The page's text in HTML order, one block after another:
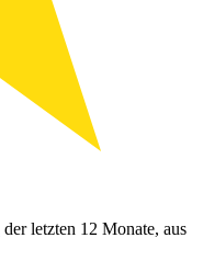
der letzten 12 Monate, aus